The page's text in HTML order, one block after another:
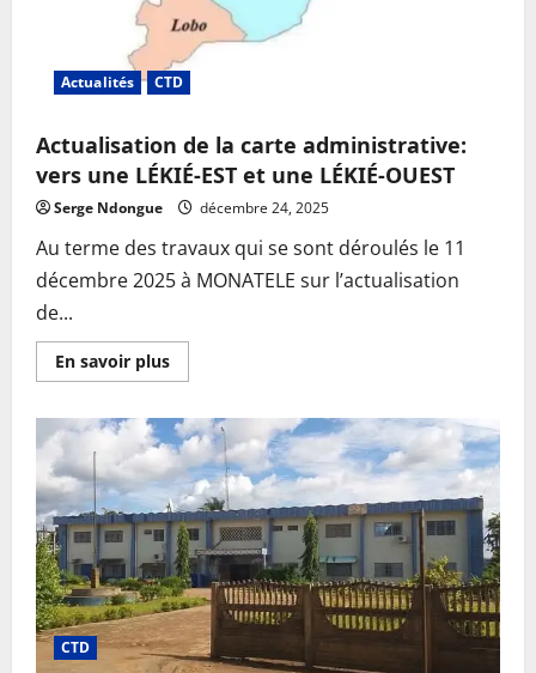
Actualités CTD
Actualisation de la carte administrative:
vers une LÉKIÉ-EST et une LÉKIÉ-OUEST
Serge Ndongue décembre 24, 2025
Au terme des travaux qui se sont déroulés le 11
décembre 2025 à MONATELE sur l’actualisation
de...
En savoir plusEn
savoir
Actualisation
de
la
carte
administrative:
vers
une
LÉKIÉ-
EST
et
une
LÉKIÉ-
OUEST
CTD